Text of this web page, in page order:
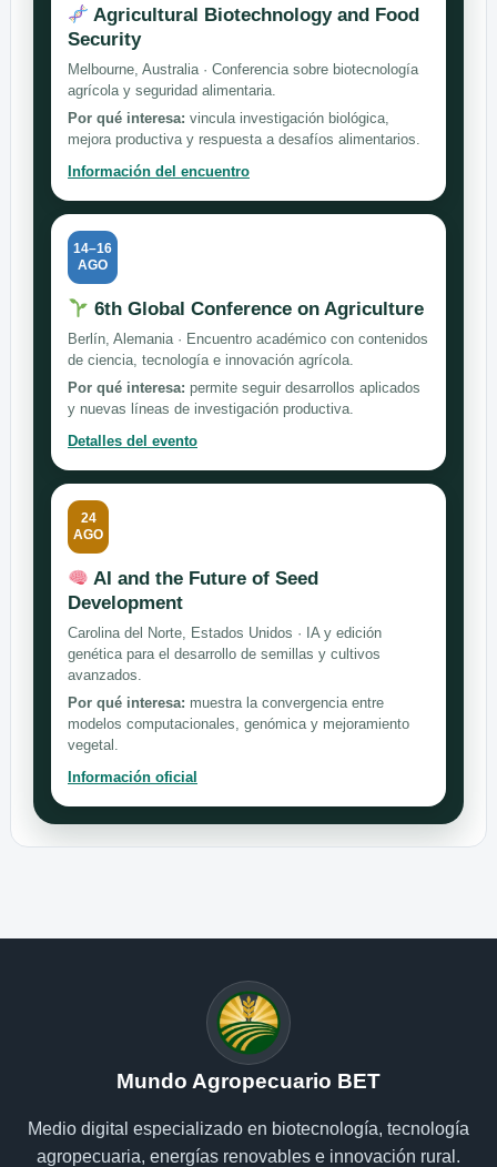
Agricultural Biotechnology and Food
Security
Melbourne, Australia · Conferencia sobre biotecnología
agrícola y seguridad alimentaria.
Por qué interesa: vincula investigación biológica,
mejora productiva y respuesta a desafíos alimentarios.
Información del encuentro
14–16
AGO
6th Global Conference on Agriculture
Berlín, Alemania · Encuentro académico con contenidos
de ciencia, tecnología e innovación agrícola.
Por qué interesa: permite seguir desarrollos aplicados
y nuevas líneas de investigación productiva.
Detalles del evento
24
AGO
AI and the Future of Seed
Development
Carolina del Norte, Estados Unidos · IA y edición
genética para el desarrollo de semillas y cultivos
avanzados.
Por qué interesa: muestra la convergencia entre
modelos computacionales, genómica y mejoramiento
vegetal.
Información oficial
Mundo Agropecuario BET
Medio digital especializado en biotecnología, tecnología
agropecuaria, energías renovables e innovación rural.